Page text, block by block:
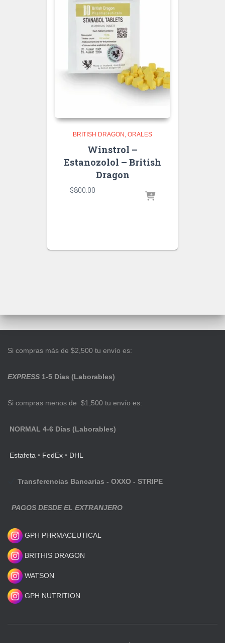
BRITISH DRAGON ORALES
Winstrol –
Estanozolol – British
Dragon
$800.00
Si compras más de $2,500 tu envío es:
EXPRESS 1-5 Días (Laborables)
Si compras menos de $1,500 tu envío es:
NORMAL 4-6 Días (Laborables)
Estafeta • FedEx • DHL
Transferencias Bancarias - OXXO - STRIPE
PAGOS DESDE EL EXTRANJERO
GPH PHRMACEUTICAL
BRITHIS DRAGON
WATSON
GPH NUTRITION